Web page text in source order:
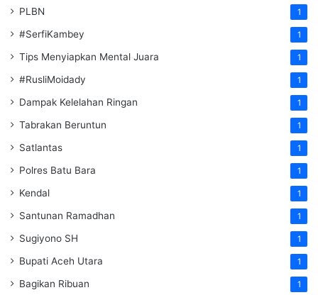
PLBN 1
#SerfiKambey 1
Tips Menyiapkan Mental Juara 1
#RusliMoidady 1
Dampak Kelelahan Ringan 1
Tabrakan Beruntun 1
Satlantas 1
Polres Batu Bara 1
Kendal 1
Santunan Ramadhan 1
Sugiyono SH 1
Bupati Aceh Utara 1
Bagikan Ribuan 1